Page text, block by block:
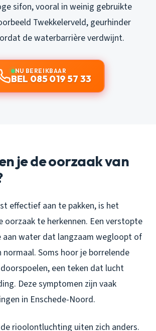
sifon, vooral in weinig gebruikte
Twekkelerveld, geurhinder
de waterbarrière verdwijnt.
NU BEREIKBAAR
BEL 085 019 57 33
je de oorzaak van
effectief aan te pakken, is het
oorzaak te herkennen. Een verstopte
aan water dat langzaam wegloopt of
Soms hoor je borrelende
een teken dat lucht
Deze symptomen zijn vaak
in Enschede-Noord.
rioolontluchting uiten zich anders.